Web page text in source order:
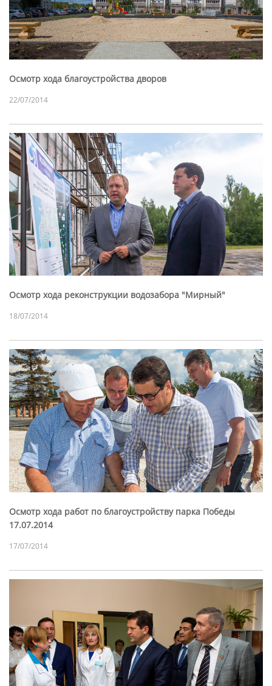
Осмотр хода благоустройства дворов
22/07/2014
Осмотр хода реконструкции водозабора "Мирный"
18/07/2014
Осмотр хода работ по благоустройству парка Победы
17.07.2014
17/07/2014